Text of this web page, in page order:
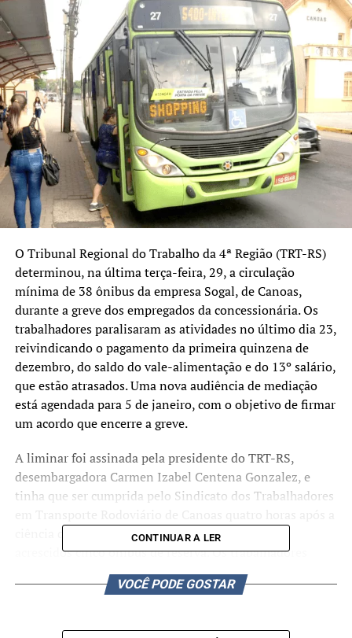
O Tribunal Regional do Trabalho da 4ª Região (TRT-RS)
determinou, na última terça-feira, 29, a circulação
mínima de 38 ônibus da empresa Sogal, de Canoas,
durante a greve dos empregados da concessionária. Os
trabalhadores paralisaram as atividades no último dia 23,
reivindicando o pagamento da primeira quinzena de
dezembro, do saldo do vale-alimentação e do 13º salário,
que estão atrasados. Uma nova audiência de mediação
está agendada para 5 de janeiro, com o objetivo de firmar
um acordo que encerre a greve.
A liminar foi assinada pela presidente do TRT-RS,
desembargadora Carmen Izabel Centena Gonzalez, e
tinha que ser cumprida pelo Sindicato dos Trabalhadores
ciência da decisão. Além dos 38 veículos, foram
acrescidos cinco ônibus de reserva. Os trabalhadores
precisarão cumprir 75 tabelas de horários, das quais 22
deverão ter cobradores e 53 poderão não contar com esse
CONTINUAR A LER
VOCÊ PODE GOSTAR